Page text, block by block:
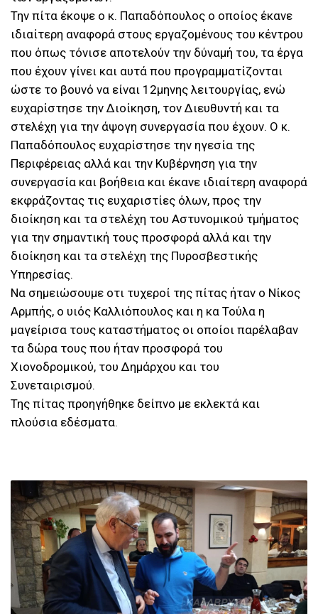
Την πίτα έκοψε ο κ. Παπαδόπουλος ο οποίος έκανε
ιδιαίτερη αναφορά στους εργαζομένους του κέντρου
που όπως τόνισε αποτελούν την δύναμή του, τα έργα
που έχουν γίνει και αυτά που προγραμματίζονται
ώστε το βουνό να είναι 12μηνης λειτουργίας, ενώ
ευχαρίστησε την Διοίκηση, τον Διευθυντή και τα
στελέχη για την άψογη συνεργασία που έχουν. Ο κ.
Παπαδόπουλος ευχαρίστησε την ηγεσία της
Περιφέρειας αλλά και την Κυβέρνηση για την
συνεργασία και βοήθεια και έκανε ιδιαίτερη αναφορά
εκφράζοντας τις ευχαριστίες όλων, προς την
διοίκηση και τα στελέχη του Αστυνομικού τμήματος
για την σημαντική τους προσφορά αλλά και την
διοίκηση και τα στελέχη της Πυροσβεστικής
Υπηρεσίας.
Να σημειώσουμε οτι τυχεροί της πίτας ήταν ο Νίκος
Αρμπής, ο υιός Καλλιόπουλος και η κα Τούλα η
μαγείρισα τους καταστήματος οι οποίοι παρέλαβαν
τα δώρα τους που ήταν προσφορά του
Χιονοδρομικού, του Δημάρχου και του
Συνεταιρισμού.
Της πίτας προηγήθηκε δείπνο με εκλεκτά και
πλούσια εδέσματα.